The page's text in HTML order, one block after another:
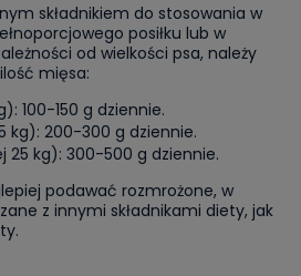
składnikiem do stosowania w
posiłku lub w
od wielkości psa, należy
mięsa:
100-150 g dziennie.
kg): 200-300 g dziennie.
25 kg): 300-500 g dziennie.
podawać rozmrożone, w
z innymi składnikami diety, jak